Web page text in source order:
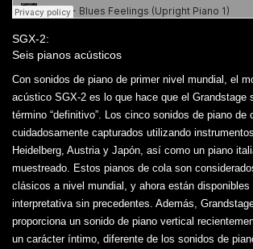
SGX-2:
Seis pianos acústicos
Con sonidos de piano de primer nivel mundial, el
acústico SGX-2 es lo que hace que el Grandstage
término “definitivo”. Los cinco sonidos de piano de
cuidadosamente capturados utilizando
Heidelberg, Austria y Japón, así como un piano
muestreado. Estos pianos de cola son
clásicos a nivel mundial, y ahora están disponibles
interpretativa sin precedentes. Además,
proporciona un sonido de piano vertical
un carácter íntimo, diferente de los sonidos de